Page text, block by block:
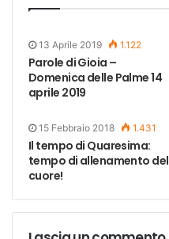
13 Aprile 2019 1.122
Parole di Gioia –
Domenica delle Palme 14
aprile 2019
15 Febbraio 2018 1.431
Il tempo di Quaresima:
tempo di allenamento del
cuore!